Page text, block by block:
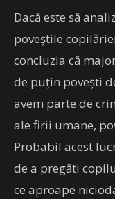
Dacă este să
poveștile
concluzia că
de puțin povești
avem parte de
ale firii umane,
Probabil acest
de a pregăti
ce aproape